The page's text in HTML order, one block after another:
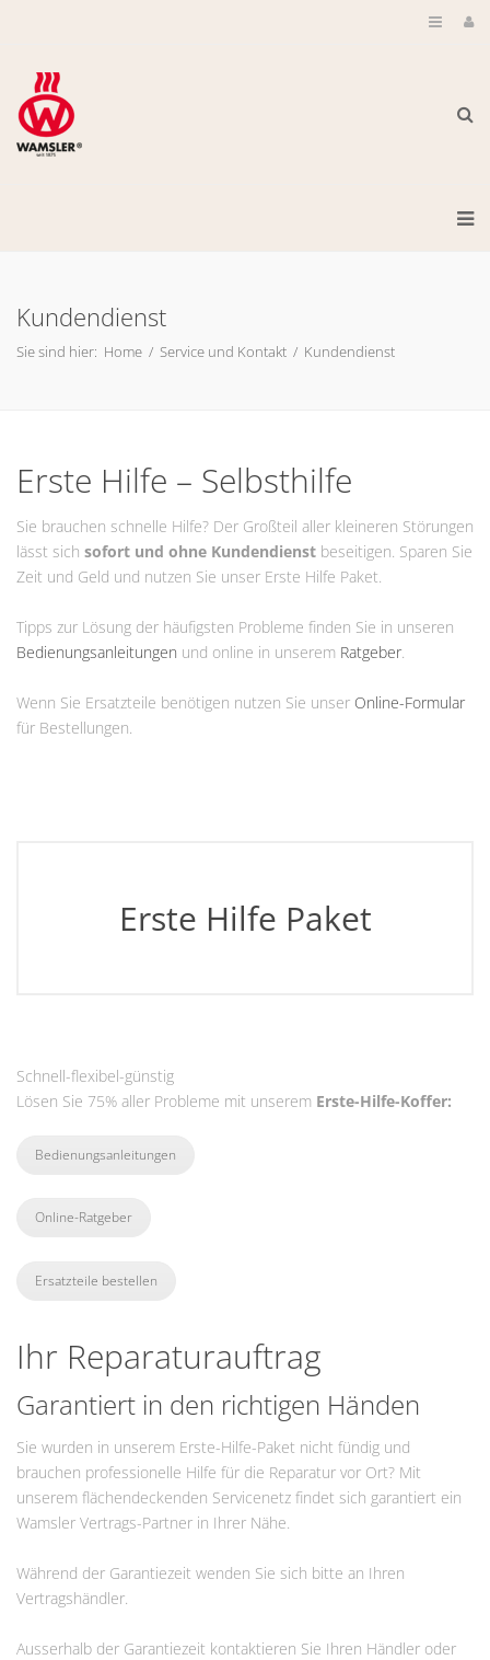
Kundendienst
Sie sind hier: Home / Service und Kontakt / Kundendienst
Erste Hilfe – Selbsthilfe
Sie brauchen schnelle Hilfe? Der Großteil aller kleineren Störungen
lässt sich sofort und ohne Kundendienst beseitigen. Sparen Sie
Zeit und Geld und nutzen Sie unser Erste Hilfe Paket.
Tipps zur Lösung der häufigsten Probleme finden Sie in unseren
Bedienungsanleitungen und online in unserem Ratgeber
Wenn Sie Ersatzteile benötigen nutzen Sie unser Online-Formular
für Bestellungen.
Erste Hilfe Paket
Schnell-flexibel-günstig
Lösen Sie 75% aller Probleme mit unserem Erste-Hilfe-Koffer:
Bedienungsanleitungen
Online-Ratgeber
Ersatzteile bestellen
Ihr Reparaturauftrag
Garantiert in den richtigen Händen
Sie wurden in unserem Erste-Hilfe-Paket nicht fündig und
brauchen professionelle Hilfe für die Reparatur vor Ort? Mit
unserem flächendeckenden Servicenetz findet sich garantiert ein
Wamsler Vertrags-Partner in Ihrer Nähe.
Während der Garantiezeit wenden Sie sich bitte an Ihren
Vertragshändler.
Ausserhalb der Garantiezeit kontaktieren Sie Ihren Händler oder